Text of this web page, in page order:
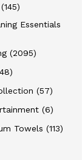
(145)
Essentials
(2095)
(57)
(6)
Towels (113)